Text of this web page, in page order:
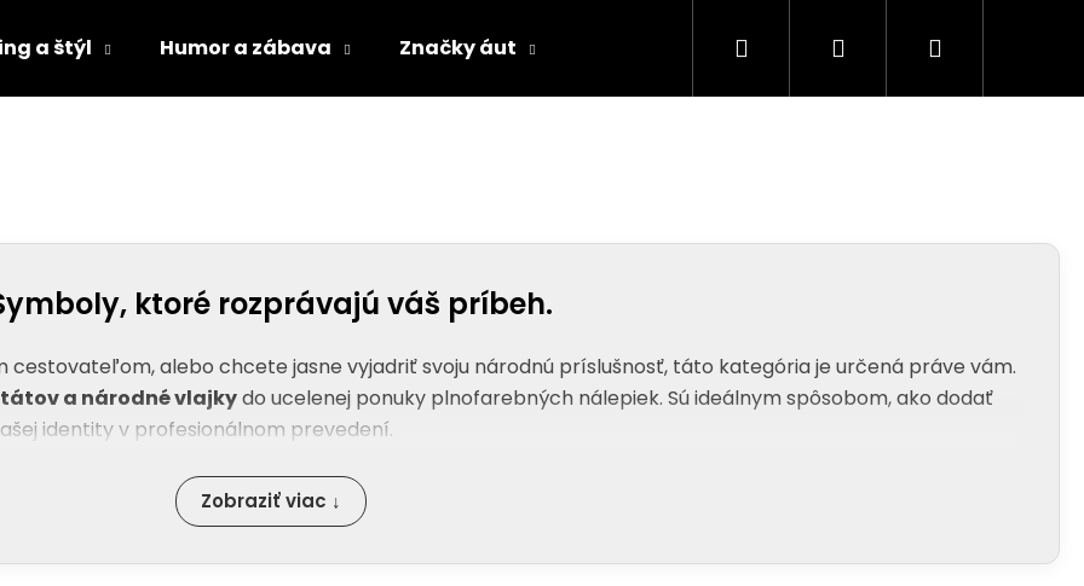
a štýl Humor a zábava Značky áut Rodina a bezpečnosť
Hľadať PrihlásenieNákupný
ktoré rozprávajú váš príbeh.
cestovateľom, alebo chcete jasne vyjadriť svoju národnú príslušnosť, táto kategória je určená práve vám.
a národné vlajkydo ucelenej ponuky plnofarebných nálepiek. Sú ideálnym spôsobom, ako dodať
identity v profesionálnom prevedení.
nálepky vyrábame technológiou plnofarebnej tlače s vysokým rozlíšením. To nám umožňuje dosiahnuť
Zobraziť viac ↓
Odporúčame